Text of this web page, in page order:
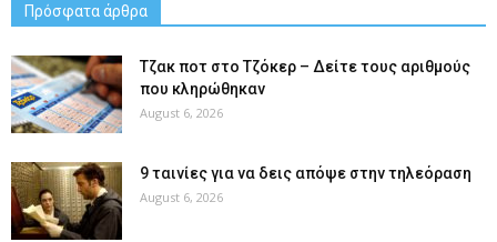
Πρόσφατα άρθρα
Tζακ ποτ στο Τζόκερ – Δείτε τους αριθμούς
που κληρώθηκαν
August 6, 2026
9 ταινίες για να δεις απόψε στην τηλεόραση
August 6, 2026